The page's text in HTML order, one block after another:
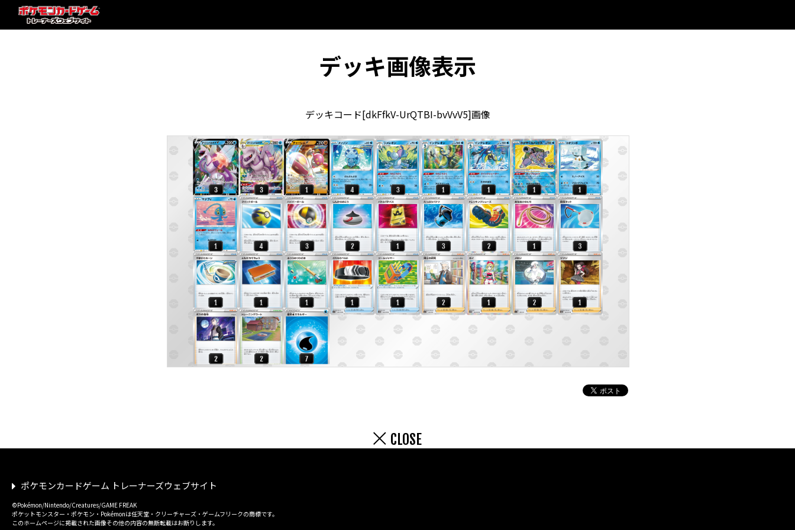
デッキ画像表示
デッキコード[dkFfkV-UrQTBI-bvVvV5]画像
CLOSE
ポケモンカードゲーム トレーナーズウェブサイト
©Pokémon/Nintendo/Creatures/GAME FREAK
ポケットモンスター・ポケモン・Pokémonは任天堂・クリーチャーズ・ゲームフリークの商標です。
このホームページに掲載された画像その他の内容の無断転載はお断りします。